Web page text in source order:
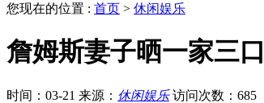
您现在的位置 : 首页 > 休闲娱乐
詹姆斯妻子晒一家三
时间：03-21 来源： 休闲娱乐 访问次数：685